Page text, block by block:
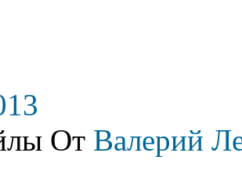
От Валерий